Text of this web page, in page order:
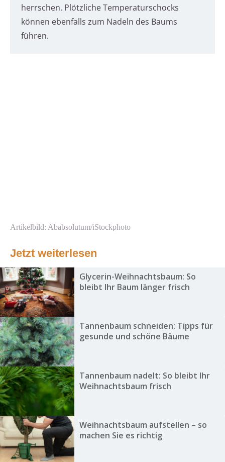
herrschen. Plötzliche Temperaturschocks
können ebenfalls zum Nadeln des Baums
führen.
Artikelbild: Ababsolutum/iStockphoto
Jetzt weiterlesen
Glycerin-Weihnachtsbaum: So
bleibt Ihr Baum länger frisch
Tannenbaum schneiden: Tipps für
gesunde und schöne Bäume
Tannenbaum nadelt: So bleibt Ihr
Weihnachtsbaum frisch
Weihnachtsbaum aufstellen – so
machen Sie es richtig